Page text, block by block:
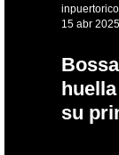
15 abr 2025
su